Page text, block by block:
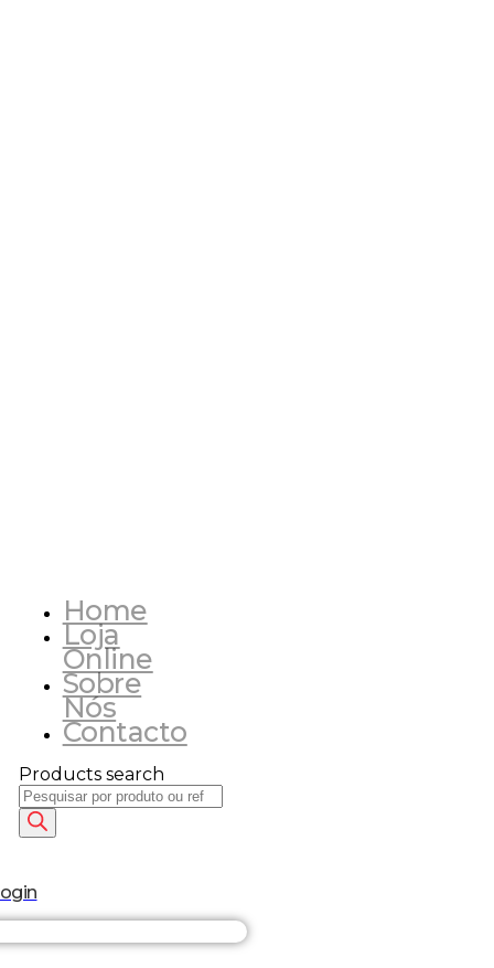
Home
Loja
Online
Sobre
Nós
Contacto
Products search